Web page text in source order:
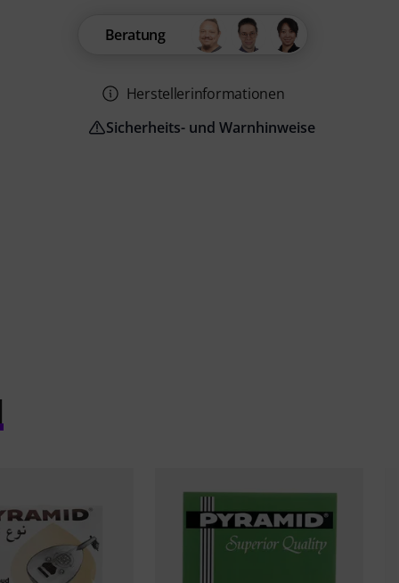
Beratung
Herstellerinformationen
Sicherheits- und Warnhinweise